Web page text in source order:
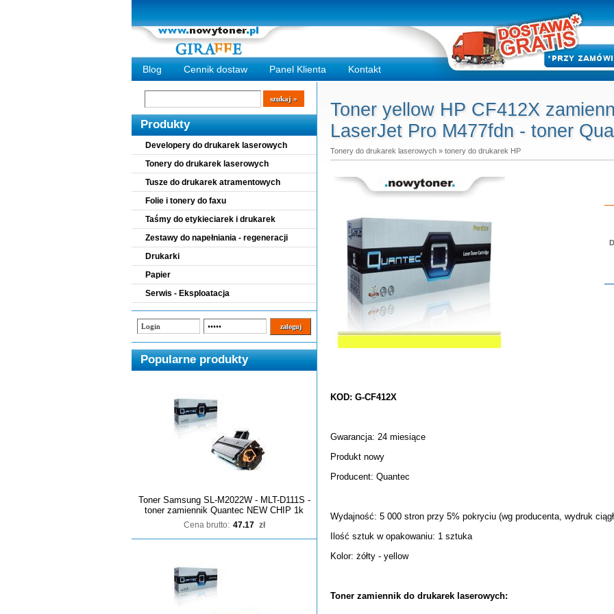
Blog Cennik dostaw Panel Klienta Kontakt
Wyszukiwarka
szukaj
Produkty
Developery do drukarek laserowych
Tonery do drukarek laserowych
Tusze do drukarek atramentowych
Folie i tonery do faxu
Taśmy do etykieciarek i drukarek
Zestawy do napełniania - regeneracji
Drukarki
Papier
Serwis - Eksploatacja
Popularne produkty
Toner Samsung SL-M2022W - MLT-D111S -
toner zamiennik Quantec NEW CHIP 1k
Cena brutto: 47.17 zł
Toner yellow HP CF412X
LaserJet Pro M477fdn - toner
Tonery do drukarek laserowych » tonery do drukarek HP
KOD: G-CF412X
Gwarancja: 24 miesiące
Produkt nowy
Producent: Quantec
Wydajność: 5 000 stron przy 5% pokryciu (wg producenta, wydruk
Ilość sztuk w opakowaniu: 1 sztuka
Kolor: żółty - yellow
Toner zamiennik do drukarek laserowych: